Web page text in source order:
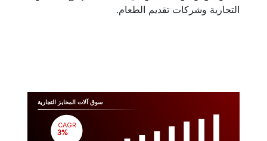
التجارية وشركات تقديم الطعام.
سوق آلات المخابز التجارية
CAGR
3%